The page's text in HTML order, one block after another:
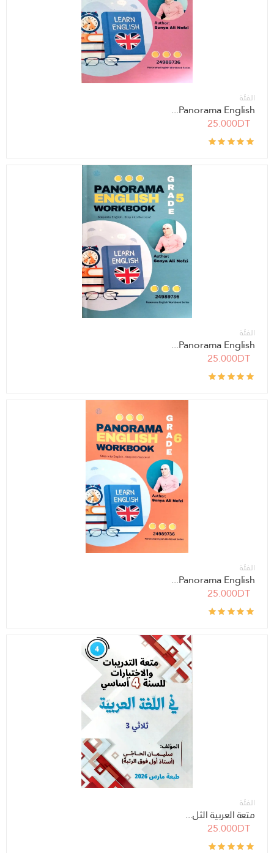
الفئة
Panorama English...
25.000DT
الفئة
Panorama English...
25.000DT
الفئة
Panorama English...
25.000DT
الفئة
متعة العربية الثل...
25.000DT